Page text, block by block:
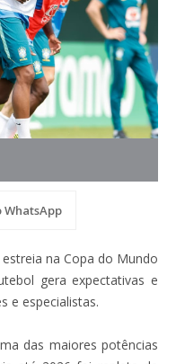
na Copa do Mundo
gera expectativas e
e especialistas.
das maiores potências